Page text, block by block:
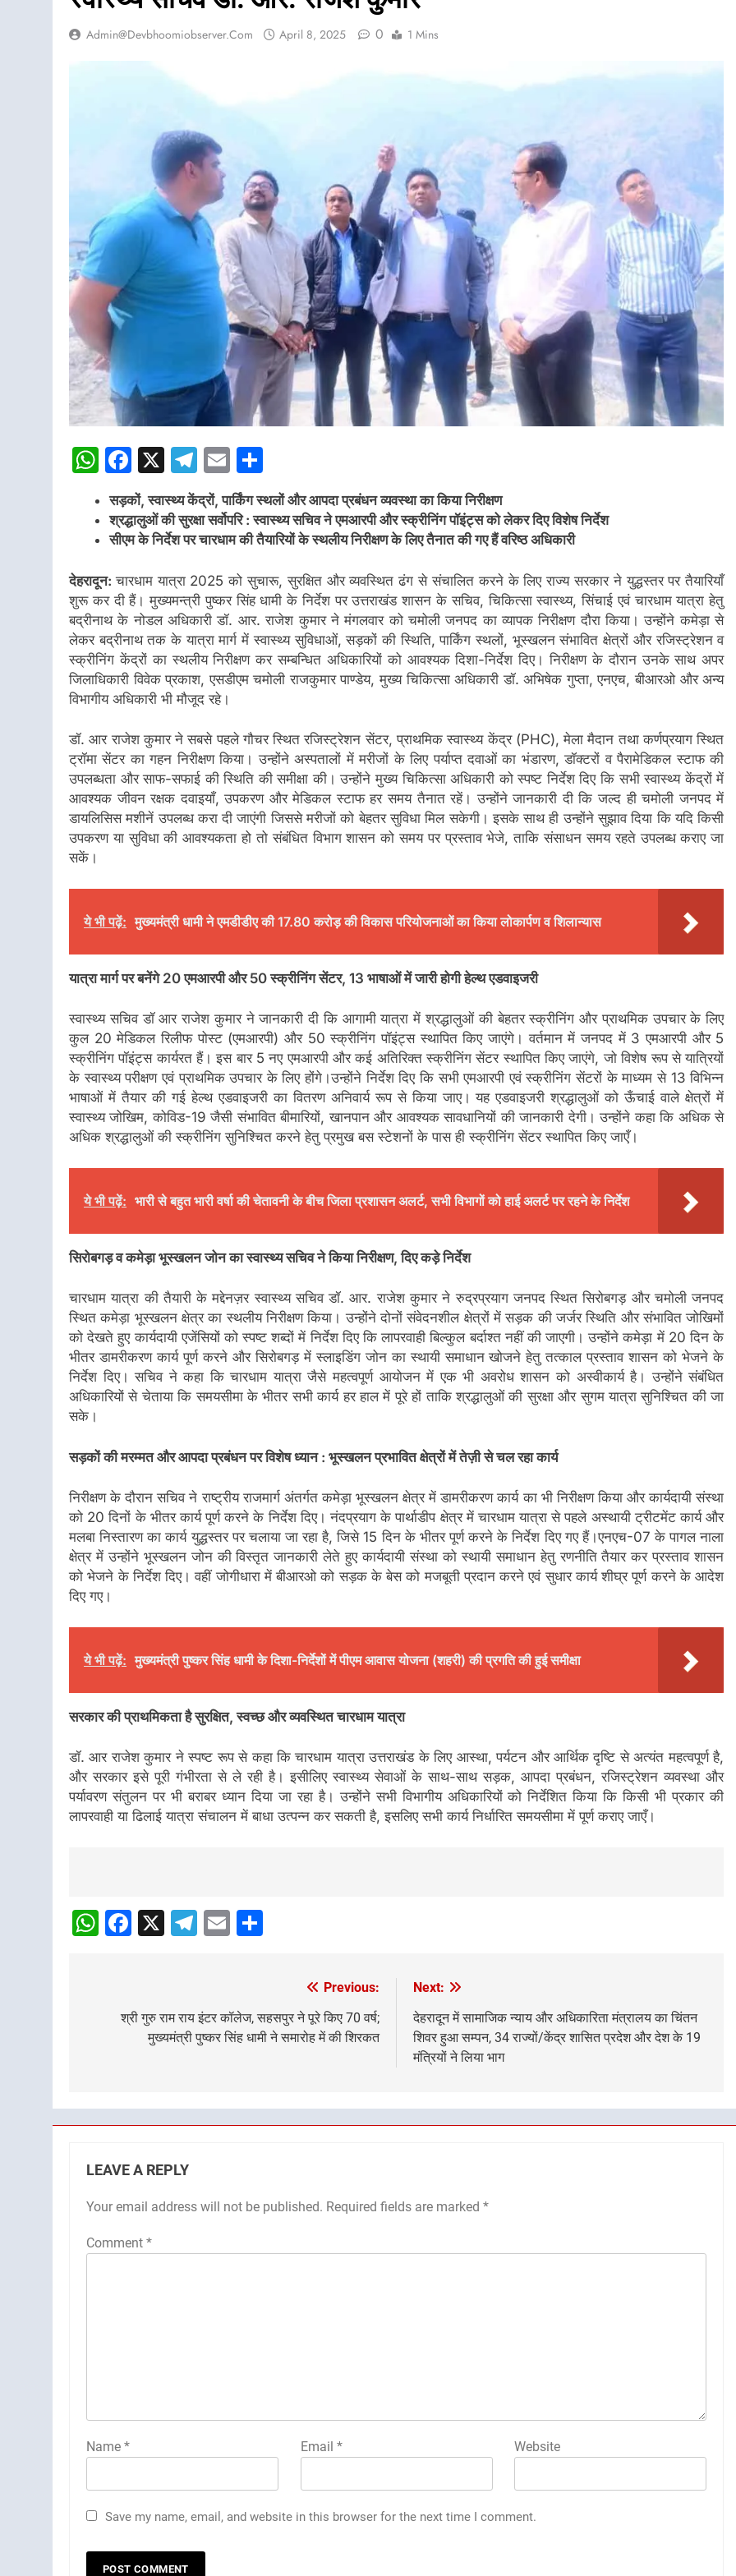
Admin@devbhoomiobserver.com April 8, 2025 0 1 Mins
WhatsApp
Facebook
X Telegram
Email
सड़कों, स्वास्थ्य केंद्रों, पार्किंग स्थलों और आपदा प्रबंधन व्यवस्था का किया निरीक्षण
श्रद्धालुओं की सुरक्षा सर्वोपरि : स्वास्थ्य सचिव ने एमआरपी और स्क्रीनिंग पॉइंट्स को लेकर दिए विशेष निर्देश
सीएम के निर्देश पर चारधाम की तैयारियों के स्थलीय निरीक्षण के लिए तैनात की गए हैं वरिष्ठ अधिकारी
देहरादून:चारधाम यात्रा 2025 को सुचारू, सुरक्षित और व्यवस्थित ढंग से संचालित करने के लिए राज्य सरकार ने युद्धस्तर पर तैयारियाँ
शुरू कर दी हैं। मुख्यमन्त्री पुष्कर सिंह धामी के निर्देश पर उत्तराखंड शासन के सचिव, चिकित्सा स्वास्थ्य, सिंचाई एवं चारधाम यात्रा हेतु
बद्रीनाथ के नोडल अधिकारी डॉ. आर. राजेश कुमार ने मंगलवार को चमोली जनपद का व्यापक निरीक्षण दौरा किया। उन्होंने कमेड़ा से
लेकर बद्रीनाथ तक के यात्रा मार्ग में स्वास्थ्य सुविधाओं, सड़कों की स्थिति, पार्किंग स्थलों, भूस्खलन संभावित क्षेत्रों और रजिस्ट्रेशन व
स्क्रीनिंग केंद्रों का स्थलीय निरीक्षण कर सम्बन्धित अधिकारियों को आवश्यक दिशा-निर्देश दिए। निरीक्षण के दौरान उनके साथ अपर
जिलाधिकारी विवेक प्रकाश, एसडीएम चमोली राजकुमार पाण्डेय, मुख्य चिकित्सा अधिकारी डॉ. अभिषेक गुप्ता, एनएच, बीआरओ और अन्य
विभागीय अधिकारी भी मौजूद रहे।
डॉ. आर राजेश कुमार ने सबसे पहले गौचर स्थित रजिस्ट्रेशन सेंटर, प्राथमिक स्वास्थ्य केंद्र (PHC), मेला मैदान तथा कर्णप्रयाग स्थित
ट्रॉमा सेंटर का गहन निरीक्षण किया। उन्होंने अस्पतालों में मरीजों के लिए पर्याप्त दवाओं का भंडारण, डॉक्टरों व पैरामेडिकल स्टाफ की
उपलब्धता और साफ-सफाई की स्थिति की समीक्षा की। उन्होंने मुख्य चिकित्सा अधिकारी को स्पष्ट निर्देश दिए कि सभी स्वास्थ्य केंद्रों में
आवश्यक जीवन रक्षक दवाइयाँ, उपकरण और मेडिकल स्टाफ हर समय तैनात रहें। उन्होंने जानकारी दी कि जल्द ही चमोली जनपद में
डायलिसिस मशीनें उपलब्ध करा दी जाएंगी जिससे मरीजों को बेहतर सुविधा मिल सकेगी। इसके साथ ही उन्होंने सुझाव दिया कि यदि किसी
उपकरण या सुविधा की आवश्यकता हो तो संबंधित विभाग शासन को समय पर प्रस्ताव भेजे, ताकि संसाधन समय रहते उपलब्ध कराए जा
सकें।
ये भी पढ़ें: मुख्यमंत्री धामी ने एमडीडीए की 17.80 करोड़ की विकास परियोजनाओं का किया लोकार्पण व शिलान्यास
यात्रा मार्ग पर बनेंगे 20 एमआरपी और 50 स्क्रीनिंग सेंटर, 13 भाषाओं में जारी होगी हेल्थ एडवाइजरी
स्वास्थ्य सचिव डॉ आर राजेश कुमार ने जानकारी दी कि आगामी यात्रा में श्रद्धालुओं की बेहतर स्क्रीनिंग और प्राथमिक उपचार के लिए
कुल 20 मेडिकल रिलीफ पोस्ट (एमआरपी) और 50 स्क्रीनिंग पॉइंट्स स्थापित किए जाएंगे। वर्तमान में जनपद में 3 एमआरपी और 5
स्क्रीनिंग पॉइंट्स कार्यरत हैं। इस बार 5 नए एमआरपी और कई अतिरिक्त स्क्रीनिंग सेंटर स्थापित किए जाएंगे, जो विशेष रूप से यात्रियों
के स्वास्थ्य परीक्षण एवं प्राथमिक उपचार के लिए होंगे।उन्होंने निर्देश दिए कि सभी एमआरपी एवं स्क्रीनिंग सेंटरों के माध्यम से 13 विभिन्न
भाषाओं में तैयार की गई हेल्थ एडवाइजरी का वितरण अनिवार्य रूप से किया जाए। यह एडवाइजरी श्रद्धालुओं को ऊँचाई वाले क्षेत्रों में
स्वास्थ्य जोखिम, कोविड-19 जैसी संभावित बीमारियों, खानपान और आवश्यक सावधानियों की जानकारी देगी। उन्होंने कहा कि अधिक से
अधिक श्रद्धालुओं की स्क्रीनिंग सुनिश्चित करने हेतु प्रमुख बस स्टेशनों के पास ही स्क्रीनिंग सेंटर स्थापित किए जाएँ।
ये भी पढ़ें: भारी से बहुत भारी वर्षा की चेतावनी के बीच जिला प्रशासन अलर्ट, सभी विभागों को हाई अलर्ट पर रहने के निर्देश
सिरोबगड़ व कमेड़ा भूस्खलन जोन का स्वास्थ्य सचिव ने किया निरीक्षण, दिए कड़े निर्देश
चारधाम यात्रा की तैयारी के मद्देनज़र स्वास्थ्य सचिव डॉ. आर. राजेश कुमार ने रुद्रप्रयाग जनपद स्थित सिरोबगड़ और चमोली जनपद
स्थित कमेड़ा भूस्खलन क्षेत्र का स्थलीय निरीक्षण किया। उन्होंने दोनों संवेदनशील क्षेत्रों में सड़क की जर्जर स्थिति और संभावित जोखिमों
को देखते हुए कार्यदायी एजेंसियों को स्पष्ट शब्दों में निर्देश दिए कि लापरवाही बिल्कुल बर्दाश्त नहीं की जाएगी। उन्होंने कमेड़ा में 20 दिन के
भीतर डामरीकरण कार्य पूर्ण करने और सिरोबगड़ में स्लाइडिंग जोन का स्थायी समाधान खोजने हेतु तत्काल प्रस्ताव शासन को भेजने के
निर्देश दिए। सचिव ने कहा कि चारधाम यात्रा जैसे महत्वपूर्ण आयोजन में एक भी अवरोध शासन को अस्वीकार्य है। उन्होंने संबंधित
अधिकारियों से चेताया कि समयसीमा के भीतर सभी कार्य हर हाल में पूरे हों ताकि श्रद्धालुओं की सुरक्षा और सुगम यात्रा सुनिश्चित की जा
सके।
सड़कों की मरम्मत और आपदा प्रबंधन पर विशेष ध्यान : भूस्खलन प्रभावित क्षेत्रों में तेज़ी से चल रहा कार्य
निरीक्षण के दौरान सचिव ने राष्ट्रीय राजमार्ग अंतर्गत कमेड़ा भूस्खलन क्षेत्र में डामरीकरण कार्य का भी निरीक्षण किया और कार्यदायी संस्था
को 20 दिनों के भीतर कार्य पूर्ण करने के निर्देश दिए। नंदप्रयाग के पार्थाडीप क्षेत्र में चारधाम यात्रा से पहले अस्थायी ट्रीटमेंट कार्य और
मलबा निस्तारण का कार्य युद्धस्तर पर चलाया जा रहा है, जिसे 15 दिन के भीतर पूर्ण करने के निर्देश दिए गए हैं।एनएच-07 के पागल नाला
क्षेत्र में उन्होंने भूस्खलन जोन की विस्तृत जानकारी लेते हुए कार्यदायी संस्था को स्थायी समाधान हेतु रणनीति तैयार कर प्रस्ताव शासन
को भेजने के निर्देश दिए। वहीं जोगीधारा में बीआरओ को सड़क के बेस को मजबूती प्रदान करने एवं सुधार कार्य शीघ्र पूर्ण करने के आदेश
दिए गए।
ये भी पढ़ें: मुख्यमंत्री पुष्कर सिंह धामी के दिशा-निर्देशों में पीएम आवास योजना (शहरी) की प्रगति की हुई समीक्षा
सरकार की प्राथमिकता है सुरक्षित, स्वच्छ और व्यवस्थित चारधाम यात्रा
डॉ. आर राजेश कुमार ने स्पष्ट रूप से कहा कि चारधाम यात्रा उत्तराखंड के लिए आस्था, पर्यटन और आर्थिक दृष्टि से अत्यंत महत्वपूर्ण है,
और सरकार इसे पूरी गंभीरता से ले रही है। इसीलिए स्वास्थ्य सेवाओं के साथ-साथ सड़क, आपदा प्रबंधन, रजिस्ट्रेशन व्यवस्था और
पर्यावरण संतुलन पर भी बराबर ध्यान दिया जा रहा है। उन्होंने सभी विभागीय अधिकारियों को निर्देशित किया कि किसी भी प्रकार की
लापरवाही या ढिलाई यात्रा संचालन में बाधा उत्पन्न कर सकती है, इसलिए सभी कार्य निर्धारित समयसीमा में पूर्ण कराए जाएँ।
Navigation
WhatsApp
Facebook
X Telegram
Email
navigation
Previous:
श्री गुरु राम राय इंटर कॉलेज, सहसपुर ने पूरे किए 70 वर्ष;
मुख्यमंत्री पुष्कर सिंह धामी ने समारोह में की शिरकत
Next:
देहरादून में सामाजिक न्याय और अधिकारिता मंत्रालय का चिंतन
शिवर हुआ सम्पन, ⁠34 राज्यों/केंद्र शासित प्रदेश और देश के 19
मंत्रियों ने लिया भाग
LEAVE A REPLY
Your email address will not be published. Required fields are marked *
Comment *
Name * Email * Website
Save my name, email, and website in this browser for the next time I comment.